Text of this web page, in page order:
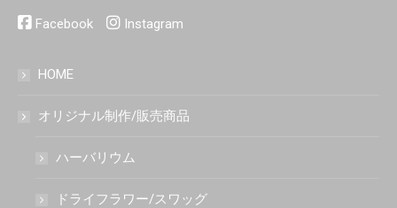
Facebook Instagram
HOME
オリジナル制作/販売商品
ハーバリウム
ドライフラワー/スワッグ